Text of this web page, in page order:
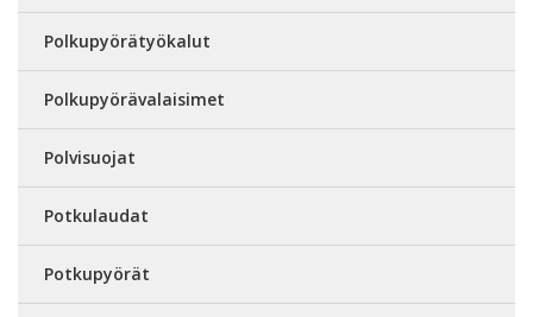
Polkupyörätyökalut
Polkupyörävalaisimet
Polvisuojat
Potkulaudat
Potkupyörät